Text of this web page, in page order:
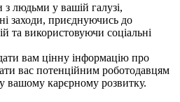
людьми у вашій галузі,
заходи, приєднуючись до
та використовуючи соціальні
вам цінну інформацію про
вас потенційним роботодавцям
вашому карєрному розвитку.